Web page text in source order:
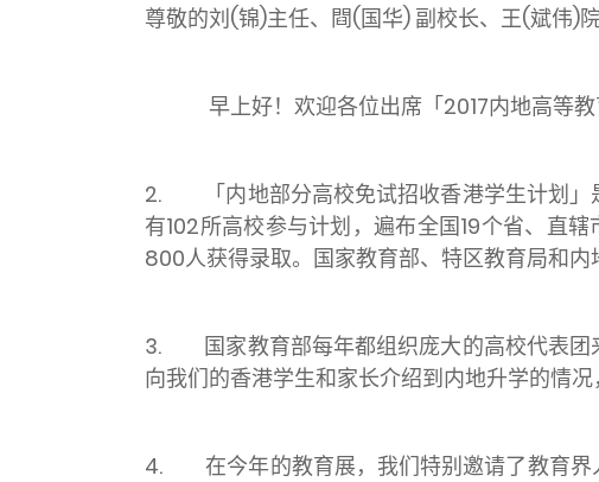
尊敬的刘(锦)主任、閰(国华) 副校长、王(斌伟)
早上好！欢迎各位出席「2017内地高等教
2. 「内地部分高校免试招收香港学生计划」
有102所高校参与计划，遍布全国19个省、直
800人获得录取。国家教育部、特区教育局和
3. 国家教育部每年都组织庞大的高校代表团
向我们的香港学生和家长介绍到内地升学的情
4. 在今年的教育展，我们特别邀请了教育界